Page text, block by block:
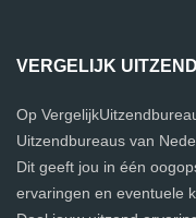
VERGELIJK
Op
Uitzendbureaus van
Dit geeft jou in één
ervaringen en eventuele